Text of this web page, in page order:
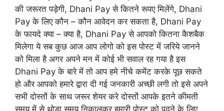
की जरूरत पड़ेगी, Dhani Pay से कितने रूपए मिलेंगे, Dhani
Pay के लिए कौन – कौन आवेदन कर सकता है, Dhani Pay
के फायदे क्या – क्या है, Dhani Pay से आपको कितना कैशबैक
मिलेगा ये सब कुछ आज आप लोगो को इस पोस्ट में जरिये जानने
को मिला है अगर अपने मन में कोई भी सवाल रह गया है इस
Dhani Pay के बारे में तो आप हमे नीचे कमेंट करके पूछ सकते
हो और आपको हमारे द्वारा दी गई जनकारी अच्छी लगी तो इसे अपने
सभी दोस्तों के साथ जरूर शेयर करे दोस्तों आपके इतने कीमती